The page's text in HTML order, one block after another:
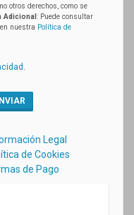
otros derechos, como se
Adicional : Puede consultar
nuestra Política de
Legal
de Cookies
de Pago